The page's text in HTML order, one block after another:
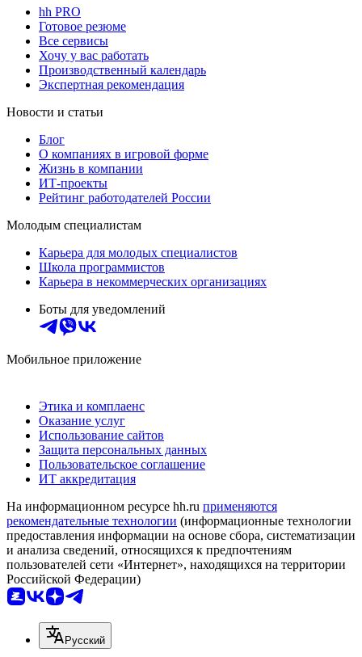
hh PRO
Готовое резюме
Все сервисы
Хочу у вас работать
Производственный календарь
Экспертная рекомендация
Новости и статьи
Блог
О компаниях в игровой форме
Жизнь в компании
ИТ-проекты
Рейтинг работодателей России
Молодым специалистам
Карьера для молодых специалистов
Школа программистов
Карьера в некоммерческих организациях
Боты для уведомлений
Мобильное приложение
Этика и комплаенс
Оказание услуг
Использование сайтов
Защита персональных данных
Пользовательское соглашение
ИТ аккредитация
На информационном ресурсе hh.ru применяются
рекомендательные технологии (информационные технологии
предоставления информации на основе сбора, систематизации
и анализа сведений, относящихся к предпочтениям
пользователей сети «Интернет», находящихся на территории
Российской Федерации)
Русский